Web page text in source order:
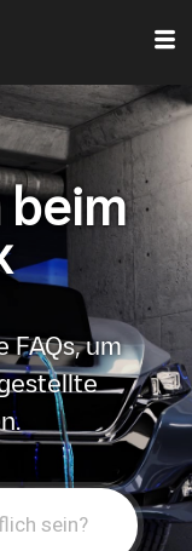
beim
FAQs, um